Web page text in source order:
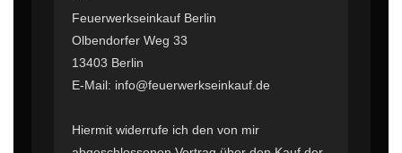
Feuerwerkseinkauf Berlin
Olbendorfer Weg 33
13403 Berlin
E-Mail: info@feuerwerkseinkauf.de
Hiermit widerrufe ich den von mir